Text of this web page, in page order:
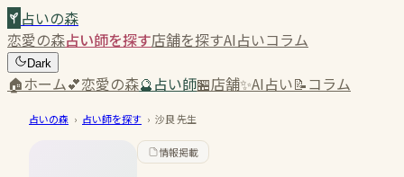
占いの森
恋愛の森占い師を探す店舗を探すAI占いコラム
Dark
🏠ホーム💕恋愛の森🔮占い師🏪店舗✨AI占い📝コラム
占いの森 › 占い師を探す › 沙良先生
情報掲載